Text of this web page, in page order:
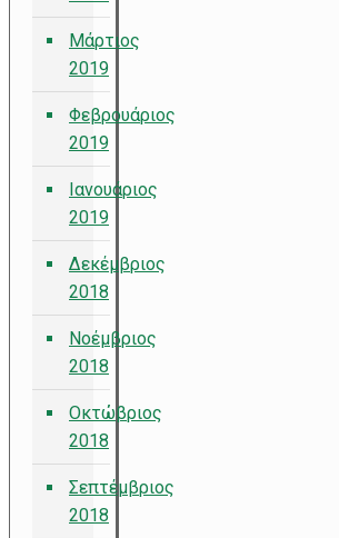
Μάρτιος
2019
Φεβρουάριος
2019
Ιανουάριος
2019
Δεκέμβριος
2018
Νοέμβριος
2018
Οκτώβριος
2018
Σεπτέμβριος
2018